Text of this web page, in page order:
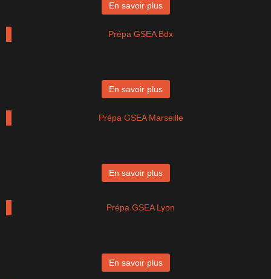
En savoir plus
Prépa GSEA Bdx
En savoir plus
Prépa GSEA Marseille
En savoir plus
Prépa GSEA Lyon
En savoir plus